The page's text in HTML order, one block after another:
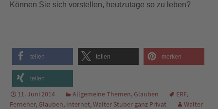
Können Sie sich vorstellen, heutzutage so zu leben?
teilen teilen merken
teilen
11. Juni 2014 Allgemeine Themen, Glauben ERF,
Ferneher, Glauben, Internet,Walter Stuber ganz Privat
Walter